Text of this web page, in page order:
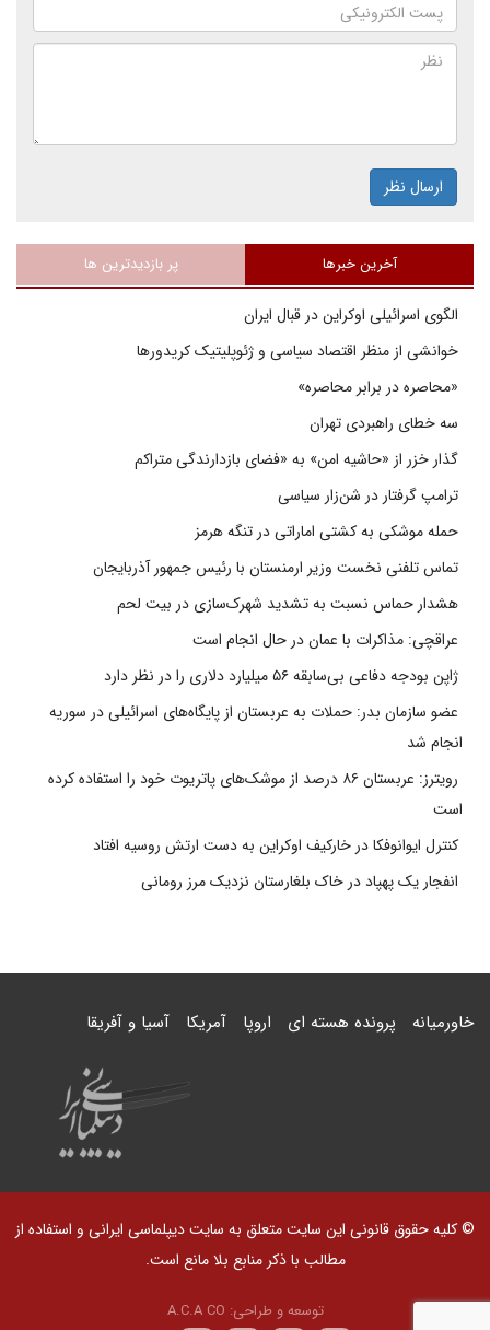
ارسال نظر
آخرین خبرها پر بازدیدترین ها
الگوی اسرائیلی اوکراین در قبال ایران
خوانشی از منظر اقتصاد سیاسی و ژئوپلیتیک کریدورها
«محاصره در برابر محاصره»
سه خطای راهبردی تهران
گذار خزر از «حاشیه امن» به «فضای بازدارندگی متراکم
ترامپ گرفتار در شن‌زار سیاسی
حمله موشکی به کشتی اماراتی در تنگه هرمز
تماس تلفنی نخست وزیر ارمنستان با رئیس جمهور آذربایجان
هشدار حماس نسبت به تشدید شهرک‌سازی در بیت‌ لحم
عراقچی: مذاکرات با عمان در حال انجام است
ژاپن بودجه دفاعی بی‌سابقه ۵۶ میلیارد دلاری را در نظر دارد
عضو سازمان بدر: حملات به عربستان از پایگاه‌های اسرائیلی در سوریه
انجام شد
رویترز: عربستان ۸۶ درصد از موشک‌های پاتریوت خود را استفاده کرده
است
کنترل ایوانوفکا در خارکیف اوکراین به دست ارتش روسیه افتاد
انفجار یک پهپاد در خاک بلغارستان نزدیک مرز رومانی
خاورمیانه پرونده هسته ای اروپا آمریکا آسیا و آفریقا
© کلیه حقوق قانونی این سایت متعلق به سایت دیپلماسی ایرانی و استفاده از
مطالب با ذکر منابع بلا مانع است.
توسعه و طراحی: A.C.A CO